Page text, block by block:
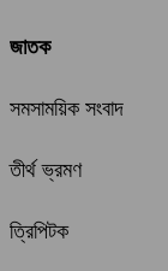
জাতক
সমসাময়িক সংবাদ
তীর্থ ভ্রমণ
ত্রিপিটক